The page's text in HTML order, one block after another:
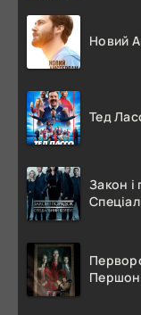
Новий
Тед
Закон і